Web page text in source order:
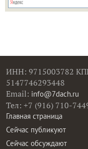
ИНН: 9715003782
5147746293448
Email: info@7dach.ru
Тел: +7 (916) 710-
Главная страница
Сейчас публикуют
Сейчас обсуждают